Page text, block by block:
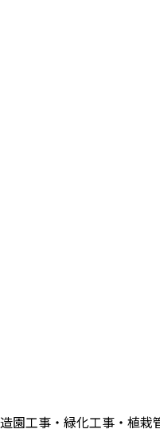
工事・緑化工事・植